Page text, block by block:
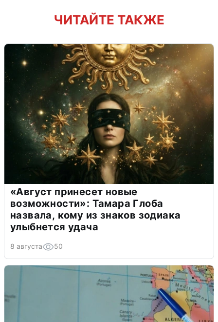
ЧИТАЙТЕ ТАКЖЕ
«Август принесет новые
возможности»: Тамара Глоба
назвала, кому из знаков зодиака
улыбнется удача
8 августа 50